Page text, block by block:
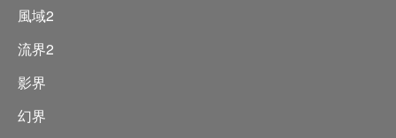
風域2
流界2
影界
幻界